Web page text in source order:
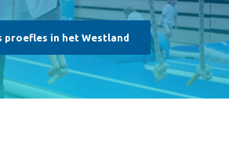
proefles in het Westland